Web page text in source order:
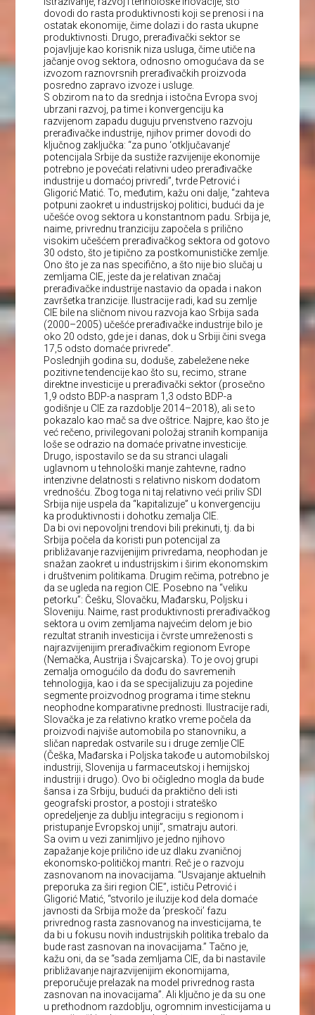
dovodi do rasta produktivnosti koji se prenosi i na
ostatak ekonomije, čime dolazi i do rasta ukupne
produktivnosti. Drugo, prerađivački sektor se
pojavljuje kao korisnik niza usluga, čime utiče na
jačanje ovog sektora, odnosno omogućava da se
izvozom raznovrsnih prerađivačkih proizvoda
posredno zapravo izvoze i usluge.
S obzirom na to da srednja i istočna Evropa svoj
ubrzani razvoj, pa time i konvergenciju ka
razvijenom zapadu duguju prvenstveno razvoju
prerađivačke industrije, njihov primer dovodi do
ključnog zaključka: “za puno ‘otključavanje’
potencijala Srbije da sustiže razvijenije ekonomije
potrebno je povećati relativni udeo prerađivačke
industrije u domaćoj privredi”, tvrde Petrović i
Gligorić Matić. To, međutim, kažu oni dalje, “zahteva
potpuni zaokret u industrijskoj politici, budući da je
učešće ovog sektora u konstantnom padu. Srbija je,
naime, privrednu tranziciju započela s prilično
visokim učešćem prerađivačkog sektora od gotovo
30 odsto, što je tipično za postkomunističke zemlje.
Ono što je za nas specifično, a što nije bio slučaj u
zemljama CIE, jeste da je relativan značaj
prerađivačke industrije nastavio da opada i nakon
završetka tranzicije. Ilustracije radi, kad su zemlje
CIE bile na sličnom nivou razvoja kao Srbija sada
(2000–2005) učešće prerađivačke industrije bilo je
oko 20 odsto, gde je i danas, dok u Srbiji čini svega
17,5 odsto domaće privrede”.
Poslednjih godina su, doduše, zabeležene neke
pozitivne tendencije kao što su, recimo, strane
direktne investicije u prerađivački sektor (prosečno
1,9 odsto BDP-a naspram 1,3 odsto BDP-a
godišnje u CIE za razdoblje 2014–2018), ali se to
pokazalo kao mač sa dve oštrice. Najpre, kao što je
već rečeno, privilegovani položaj stranih kompanija
loše se odrazio na domaće privatne investicije.
Drugo, ispostavilo se da su stranci ulagali
uglavnom u tehnološki manje zahtevne, radno
intenzivne delatnosti s relativno niskom dodatom
vrednošću. Zbog toga ni taj relativno veći priliv SDI
Srbija nije uspela da “kapitalizuje” u konvergenciju
ka produktivnosti i dohotku zemalja CIE.
Da bi ovi nepovoljni trendovi bili prekinuti, tj. da bi
Srbija počela da koristi pun potencijal za
približavanje razvijenijim privredama, neophodan je
snažan zaokret u industrijskim i širim ekonomskim
i društvenim politikama. Drugim rečima, potrebno je
da se ugleda na region CIE. Posebno na “veliku
petorku”: Češku, Slovačku, Mađarsku, Poljsku i
Sloveniju. Naime, rast produktivnosti prerađivačkog
sektora u ovim zemljama najvećim delom je bio
rezultat stranih investicija i čvrste umreženosti s
najrazvijenijim prerađivačkim regionom Evrope
(Nemačka, Austrija i Švajcarska). To je ovoj grupi
zemalja omogućilo da dođu do savremenih
tehnologija, kao i da se specijalizuju za pojedine
segmente proizvodnog programa i time steknu
neophodne komparativne prednosti. Ilustracije radi,
Slovačka je za relativno kratko vreme počela da
proizvodi najviše automobila po stanovniku, a
sličan napredak ostvarile su i druge zemlje CIE
(Češka, Mađarska i Poljska takođe u automobilskoj
industriji, Slovenija u farmaceutskoj i hemijskoj
industriji i drugo). Ovo bi očigledno mogla da bude
šansa i za Srbiju, budući da praktično deli isti
geografski prostor, a postoji i strateško
opredeljenje za dublju integraciju s regionom i
pristupanje Evropskoj uniji”, smatraju autori.
Sa ovim u vezi zanimljivo je jedno njihovo
zapažanje koje prilično ide uz dlaku zvaničnoj
ekonomsko-političkoj mantri. Reč je o razvoju
zasnovanom na inovacijama. “Usvajanje aktuelnih
preporuka za širi region CIE”, ističu Petrović i
Gligorić Matić, “stvorilo je iluzije kod dela domaće
javnosti da Srbija može da ‘preskoči’ fazu
privrednog rasta zasnovanog na investicijama, te
da bi u fokusu novih industrijskih politika trebalo da
bude rast zasnovan na inovacijama.” Tačno je,
kažu oni, da se “sada zemljama CIE, da bi nastavile
približavanje najrazvijenijim ekonomijama,
preporučuje prelazak na model privrednog rasta
zasnovan na inovacijama”. Ali ključno je da su one
u prethodnom razdoblju, ogromnim investicijama u